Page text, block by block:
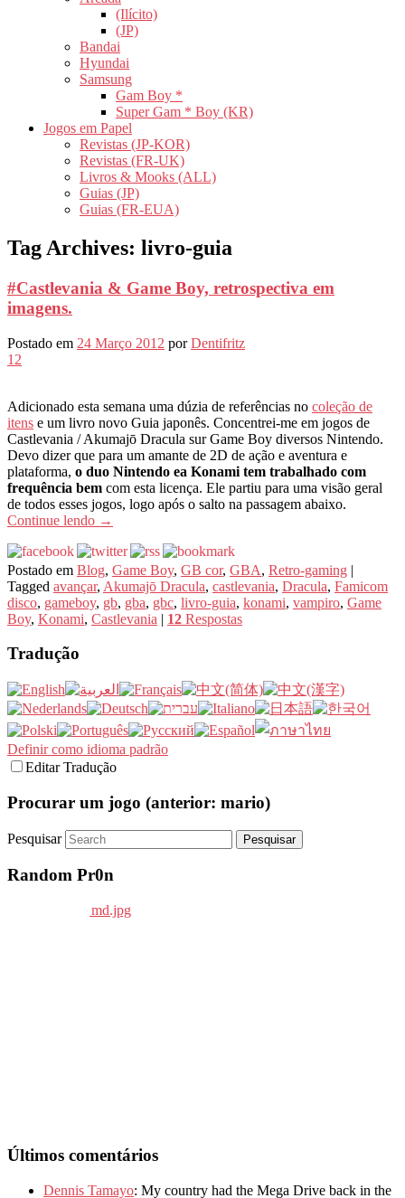
(Ilícito)
(JP)
Bandai
Hyundai
Samsung
Gam Boy *
Super Gam * Boy (KR)
Jogos em Papel
Revistas (JP-KOR)
Revistas (FR-UK)
Livros & Mooks (ALL)
Guias (JP)
Guias (FR-EUA)
Tag Archives: livro-guia
#Castlevania & Game Boy, retrospectiva em
imagens.
Postado em 24 Março 2012 porDentifritz
12
Adicionado esta semana uma dúzia de referências no coleção de
itens e um livro novo Guia japonês. Concentrei-me em jogos de
Castlevania / Akumajō Dracula sur Game Boy diversos Nintendo.
Devo dizer que para um amante de 2D de ação e aventura e
plataforma, o duo Nintendo ea Konami tem trabalhado com
frequência bem com esta licença. Ele partiu para uma visão geral
de todos esses jogos, logo após o salto na passagem abaixo.
Continue lendo →
Postado em Blog, Game Boy, GB cor, GBA, Retro-gaming |
Tagged avançar, Akumajō Dracula, castlevania, Dracula, Famicom
disco, gameboy, gb, gba, gbc, livro-guia, konami, vampiro, Game
Boy, Konami, Castlevania | 12 Respostas
Tradução
Definir como idioma padrão
Editar Tradução
Procurar um jogo (anterior: mario)
Pesquisar
Random Pr0n
Últimos comentários
Dennis Tamayo: My country had the Mega Drive back in the